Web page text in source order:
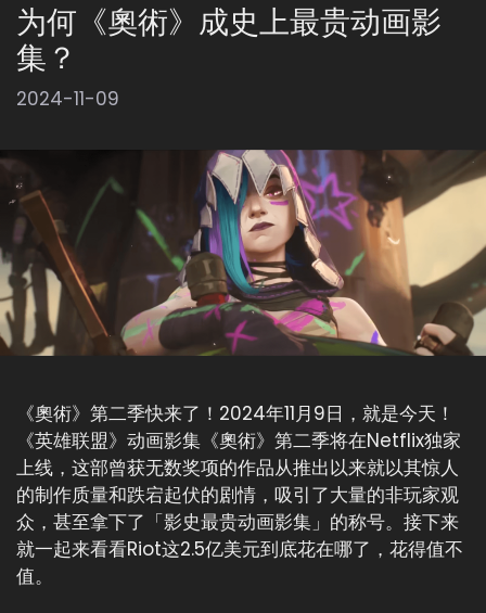
为何《奧術》成史上最贵动画影
集？
2024-11-09
《奧術》第二季快来了！2024年11月9日，就是今天！
《英雄联盟》动画影集《奧術》第二季将在Netflix独家
上线，这部曾获无数奖项的作品从推出以来就以其惊人
的制作质量和跌宕起伏的剧情，吸引了大量的非玩家观
众，甚至拿下了「影史最贵动画影集」的称号。接下来
就一起来看看Riot这2.5亿美元到底花在哪了，花得值不
值。